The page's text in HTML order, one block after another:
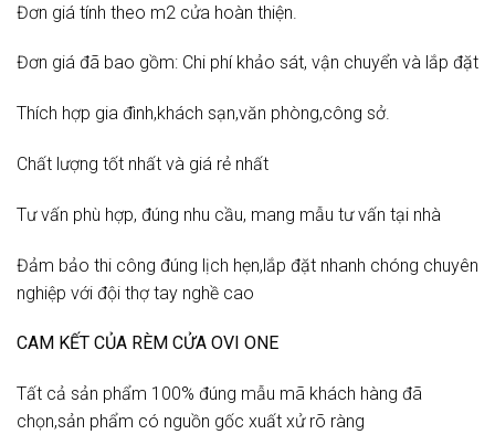
Đơn giá tính theo m2 cửa hoàn thiện.
Đơn giá đã bao gồm: Chi phí khảo sát, vận chuyển và lắp đặt
Thích hợp gia đình,khách sạn,văn phòng,công sở.
Chất lượng tốt nhất và giá rẻ nhất
Tư vấn phù hợp, đúng nhu cầu, mang mẫu tư vấn tại nhà
Đảm bảo thi công đúng lịch hẹn,lắp đặt nhanh chóng chuyên
nghiệp với đội thợ tay nghề cao
CAM KẾT CỦA RÈM CỬA OVI ONE
Tất cả sản phẩm 100% đúng mẫu mã khách hàng đã
chọn,sản phẩm có nguồn gốc xuất xử rõ ràng